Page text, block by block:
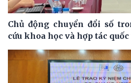
Chủ động chuyển đổi số
cứu khoa học và hợp tác quốc